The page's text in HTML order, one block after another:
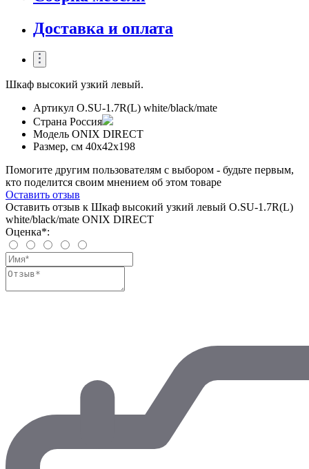
Доставка и оплата
Шкаф высокий узкий левый.
Артикул O.SU-1.7R(L) white/black/mate
Страна Россия
Модель ONIX DIRECT
Размер, см 40x42x198
Помогите другим пользователям с выбором - будьте первым,
кто поделится своим мнением об этом товаре
Оставить отзыв
Оставить отзыв к Шкаф высокий узкий левый O.SU-1.7R(L)
white/black/mate ONIX DIRECT
Оценка*: